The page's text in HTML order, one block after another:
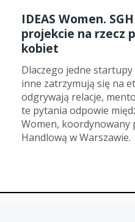
IDEAS Women.
projekcie na rzecz
kobiet
Dlaczego jedne
inne zatrzymują się na
odgrywają relacje,
te pytania odpowie
Women, koordynowany
Handlową w Warszawie.